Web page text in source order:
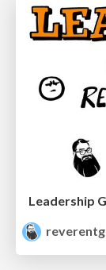
Leadership